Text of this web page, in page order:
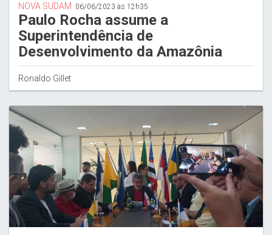
NOVA SUDAM 06/06/2023 às 12h35
Paulo Rocha assume a
Superintendência de
Desenvolvimento da Amazônia
Ronaldo Gillet